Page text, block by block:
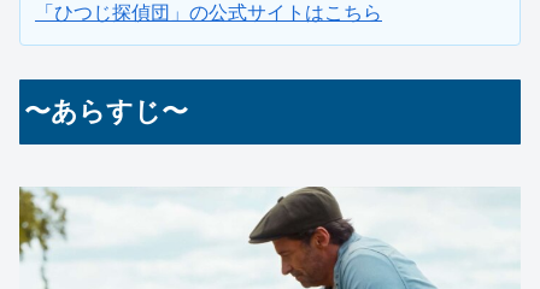
「ひつじ探偵団」の公式サイトはこちら
〜あらすじ〜